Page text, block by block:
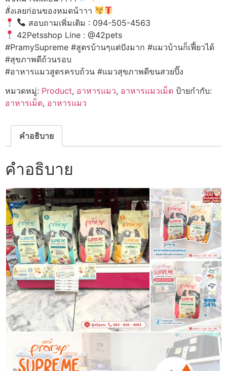
สั่งเลยก่อนของหมดน้าาา
สอบถามเพิ่มเติม : 094-505-4563
42Petsshop Line : @42pets
#PramySupreme #สูตรบ้านๆแต่ปังมาก #แมวบ้านก็เฟี้ยวได้
#สุขภาพดีถ้วนรอบ
#อาหารแมวสูตรครบถ้วน #แมวสุขภาพดีขนสวยปิ๊ง
หมวดหมู่: Product, อาหารแมว, อาหารแมวเม็ด ป้ายกำกับ:
อาหารเม็ด, อาหารแมว
คำอธิบาย
คำอธิบาย